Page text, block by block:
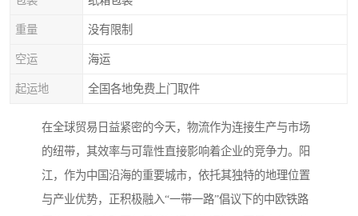
重量 没有限制
空运 海运
起运地 全国各地免费上门取件
在全球贸易日益紧密的今天，物流作为连接生产与市场
的纽带，其效率与可靠性直接影响着企业的竞争力。阳
江，作为中国沿海的重要城市，依托其独特的地理位置
与产业优势，正积极融入“一带一路”倡议下的中欧铁路